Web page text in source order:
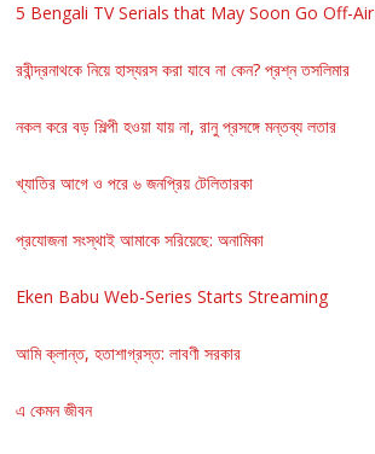
5 Bengali TV Serials that May Soon Go Off-Air
রবীন্দ্রনাথকে নিয়ে হাস্যরস করা যাবে না কেন? প্রশ্ন তসলিমার
নকল করে বড় শিল্পী হওয়া যায় না, রানু প্রসঙ্গে মন্তব্য লতার
খ্যাতির আগে ও পরে ৬ জনপ্রিয় টেলিতারকা
প্রযোজনা সংস্থাই আমাকে সরিয়েছে: অনামিকা
Eken Babu Web-Series Starts Streaming
আমি ক্লান্ত, হতাশাগ্রস্ত: লাবণী সরকার
এ কেমন জীবন